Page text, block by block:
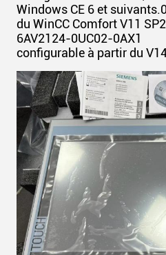
Windows CE 6 et
du WinCC Comfort V11
6AV2124-0UC02-0AX1
configurable à partir du